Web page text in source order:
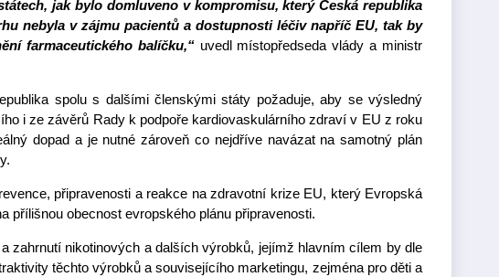
jak bylo domluveno v kompromisu, který Česká republika
nebyla v zájmu pacientů a dostupnosti léčiv napříč EU, tak by
farmaceutického balíčku,“ uvedl místopředseda vlády a ministr
spolu s dalšími členskými státy požaduje, aby se výsledný
i ze závěrů Rady k podpoře kardiovaskulárního zdraví v EU z roku
dopad a je nutné zároveň co nejdříve navázat na samotný plán
připravenosti a reakce na zdravotní krize EU, který Evropská
přílišnou obecnost evropského plánu připravenosti.
zahrnutí nikotinových a dalších výrobků, jejímž hlavním cílem by dle
těchto výrobků a souvisejícího marketingu, zejména pro děti a